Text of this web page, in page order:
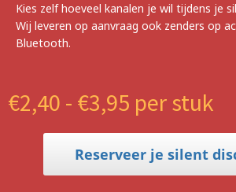
Kies zelf hoeveel kanalen je wil tijdens je
Wij leveren op aanvraag ook zenders op
Bluetooth.
€2,40 - €3,95 per stuk
Reserveer je silent